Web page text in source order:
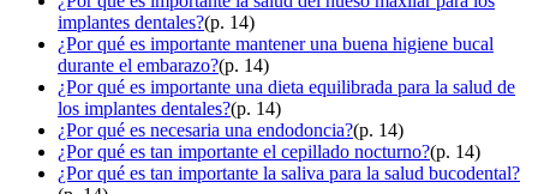
implantes dentales?(p. 14)
¿Por qué es importante mantener una buena higiene bucal
durante el embarazo?(p. 14)
¿Por qué es importante una dieta equilibrada para la salud de
los implantes dentales?(p. 14)
¿Por qué es necesaria una endodoncia?(p. 14)
¿Por qué es tan importante el cepillado nocturno?(p. 14)
¿Por qué es tan importante la saliva para la salud bucodental?